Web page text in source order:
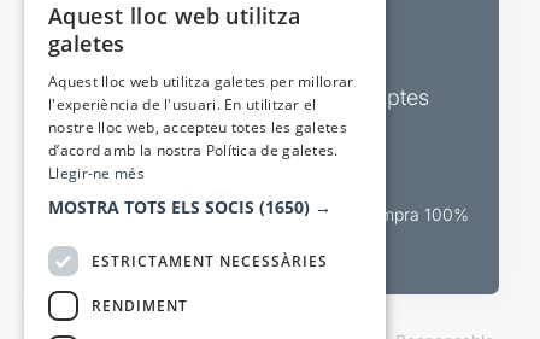
Sortejos exclusius
Butlletins d’actualitat i descomptes
Valora espectacles
Canal oficial de venda teatral Compra 100%
Aquest lloc web utilitza
galetes
Aquest lloc web utilitza galetes per millorar
l'experiència de l'usuari. En utilitzar el
nostre lloc web, accepteu totes les galetes
d’acord amb la nostra Política de galetes.
Llegir-ne més
MOSTRA TOTS ELS SOCIS (1650) →
ESTRICTAMENT NECESSÀRIES
RENDIMENT